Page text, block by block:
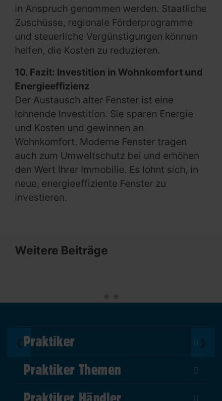
in Anspruch genommen werden. Staatliche
Zuschüsse, regionale Förderprogramme
und steuerliche Vergünstigungen können
helfen, die Kosten zu reduzieren.
10. Fazit: Investition in Wohnkomfort und
Energieeffizienz
Der Austausch alter Fenster ist eine
lohnende Investition. Sie sparen Energie
und Kosten und gewinnen an
Wohnkomfort. Moderne Fenster tragen
auch zum Umweltschutz bei und erhöhen
den Wert Ihrer Immobilie. Es lohnt sich, in
neue, energieeffiziente Fenster zu
investieren.
Weitere Beiträge
❮ ❯
Praktiker
Über Uns
Impressum
AGB
Praktiker Themen
DIY Helden
Praktiker Händler